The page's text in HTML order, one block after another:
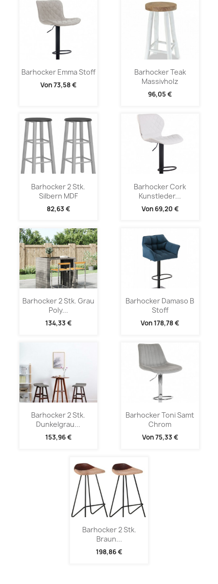
Barhocker Emma Stoff
Von73,58 €
Barhocker Teak
Massivholz
96,05 €
Barhocker 2 Stk.
Silbern MDF
82,63 €
Barhocker Cork
Kunstleder...
Von 69,20 €
Barhocker 2 Stk. Grau
Poly...
134,33 €
Barhocker Damaso B
Stoff
Von178,78 €
Barhocker 2 Stk.
Dunkelgrau...
153,96 €
Barhocker Toni Samt
Chrom
Von75,33 €
Barhocker 2 Stk.
Braun...
198,86 €